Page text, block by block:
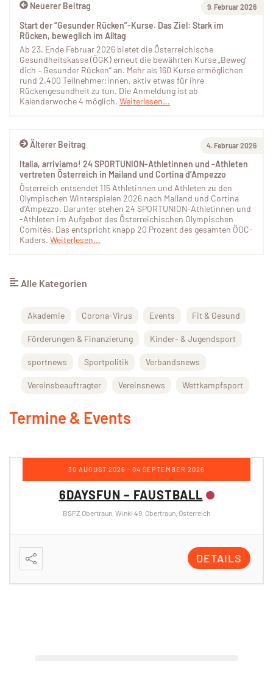
Älterer Beitrag 4. Februar 2026
Italia, arriviamo! 24 SPORTUNION-Athletinnen und -Athleten
vertreten Österreich in Mailand und Cortina d’Ampezzo
Österreich entsendet 115 Athletinnen und Athleten zu den
Olympischen Winterspielen 2026 nach Mailand und Cortina
d’Ampezzo. Darunter stehen 24 SPORTUNION-Athletinnen und
-Athleten im Aufgebot des Österreichischen Olympischen
Comités. Das entspricht knapp 20 Prozent des gesamten ÖOC-
Kaders. Weiterlesen...
Neuerer Beitrag 9. Februar 2026
Start der “Gesunder Rücken”-Kurse. Das Ziel: Stark im
Rücken, beweglich im Alltag
Ab 23. Ende Februar 2026 bietet die Österreichische
Gesundheitskasse (ÖGK) erneut die bewährten Kurse „Beweg’
dich – Gesunder Rücken“ an. Mehr als 160 Kurse ermöglichen
rund 2.400 Teilnehmer:innen, aktiv etwas für ihre
Rückengesundheit zu tun. Die Anmeldung ist ab
Kalenderwoche 4 möglich. Weiterlesen...
Alle Kategorien
Akademie Corona-Virus Events Fit & Gesund
Förderungen & Finanzierung Kinder- & Jugendsport
sportnews Sportpolitik Verbandsnews
Vereinsbeauftragter Vereinsnews Wettkampfsport
Termine & Events
31 AUGUST 2026 - 04 SEPTEMBER 2026
5DAYSFUN – VOLLEYBALL
Internat der Berufsschule Rohrbach-Berg, Schulstraße 7, 4150 Rohrbach,
DETAILS